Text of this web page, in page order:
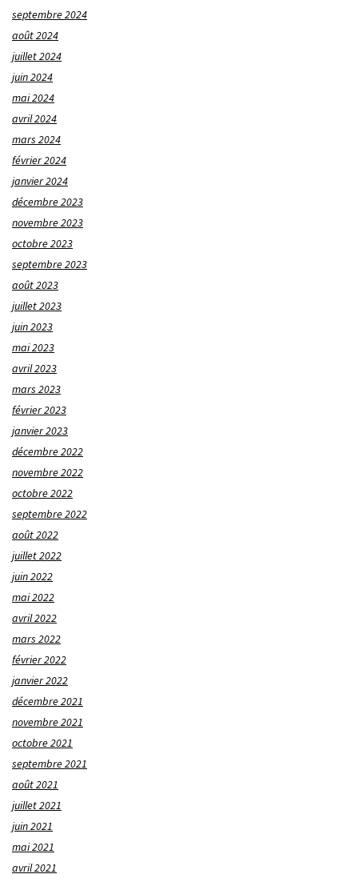
septembre 2024
août 2024
juillet 2024
juin 2024
mai 2024
avril 2024
mars 2024
février 2024
janvier 2024
décembre 2023
novembre 2023
octobre 2023
septembre 2023
août 2023
juillet 2023
juin 2023
mai 2023
avril 2023
mars 2023
février 2023
janvier 2023
décembre 2022
novembre 2022
octobre 2022
septembre 2022
août 2022
juillet 2022
juin 2022
mai 2022
avril 2022
mars 2022
février 2022
janvier 2022
décembre 2021
novembre 2021
octobre 2021
septembre 2021
août 2021
juillet 2021
juin 2021
mai 2021
avril 2021